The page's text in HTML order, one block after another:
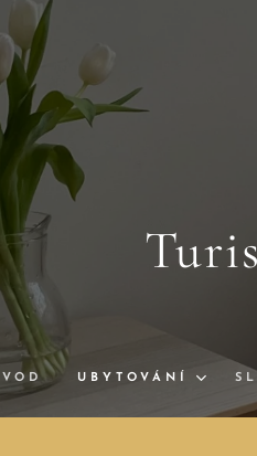
UBYTOVÁNÍ